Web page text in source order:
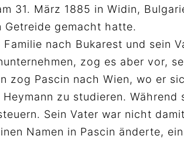
31. März 1885 in Widin,
Getreide gemacht hatte.
nach Bukarest und sein
zog es aber vor,
zog Pascin nach Wien, wo er
zu studieren.
Sein Vater war nicht
Namen in Pascin änderte,